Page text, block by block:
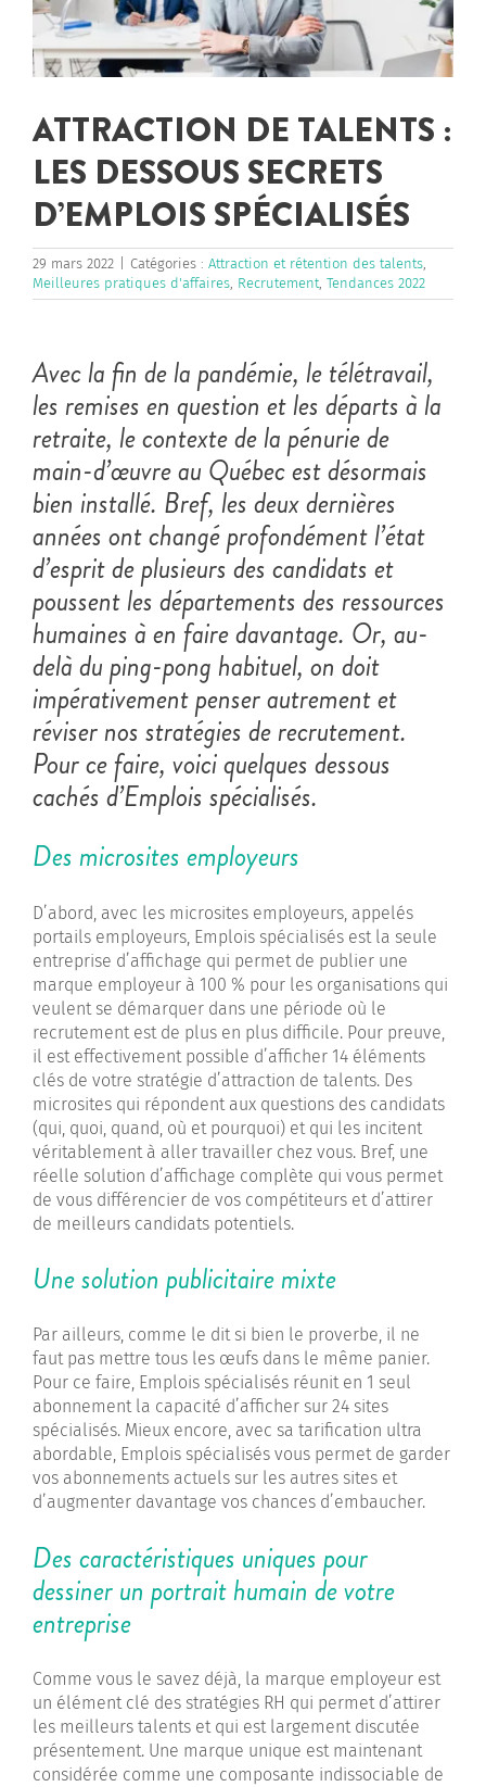
ATTRACTION DE TALENTS :
LES DESSOUS SECRETS
D’EMPLOIS SPÉCIALISÉS
29 mars 2022 Catégories : Attraction et rétention des talents
Meilleures pratiques d'affaires Recrutement Tendances 2022
Avec la fin de la pandémie, le télétravail,
les remises en question et les départs à la
retraite, le contexte de la pénurie de
main-d’œuvre au Québec est désormais
bien installé. Bref, les deux dernières
années ont changé profondément l’état
d’esprit de plusieurs des candidats et
poussent les départements des ressources
humaines à en faire davantage. Or, au-
delà du ping-pong habituel, on doit
impérativement penser autrement et
réviser nos stratégies de recrutement.
Pour ce faire, voici quelques dessous
cachés d’Emplois spécialisés.
Des microsites employeurs
D’abord, avec les microsites employeurs, appelés
portails employeurs, Emplois spécialisés est la seule
entreprise d’affichage qui permet de publier une
marque employeur à 100 % pour les organisations qui
veulent se démarquer dans une période où le
recrutement est de plus en plus difficile. Pour preuve,
il est effectivement possible d’afficher 14 éléments
clés de votre stratégie d’attraction de talents. Des
microsites qui répondent aux questions des candidats
(qui, quoi, quand, où et pourquoi) et qui les incitent
véritablement à aller travailler chez vous. Bref, une
réelle solution d’affichage complète qui vous permet
de vous différencier de vos compétiteurs et d’attirer
de meilleurs candidats potentiels.
Une solution publicitaire mixte
Par ailleurs, comme le dit si bien le proverbe, il ne
faut pas mettre tous les œufs dans le même panier.
Pour ce faire, Emplois spécialisés réunit en 1 seul
abonnement la capacité d’afficher sur 24 sites
spécialisés. Mieux encore, avec sa tarification ultra
abordable, Emplois spécialisés vous permet de garder
vos abonnements actuels sur les autres sites et
d’augmenter davantage vos chances d’embaucher.
Des caractéristiques uniques pour
dessiner un portrait humain de votre
entreprise
Comme vous le savez déjà, la marque employeur est
un élément clé des stratégies RH qui permet d’attirer
les meilleurs talents et qui est largement discutée
présentement. Une marque unique est maintenant
considérée comme une composante indissociable de